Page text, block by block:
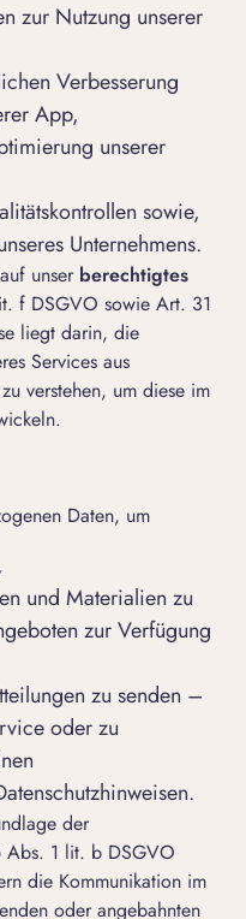
zur Nutzung unserer
Verbesserung
App,
unserer
sowie,
Unternehmens.
unser berechtigtes
f DSGVO sowie Art. 31
liegt darin, die
Services aus
verstehen, um diese im
Daten, um
und Materialien zu
zur Verfügung
zu senden –
oder zu
der
Abs. 1 lit. b DSGVO
die Kommunikation im
oder angebahnten